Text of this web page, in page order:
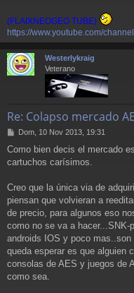
(FLAIXNEOGEO TUBE)
https://www.youtube.com/
Westerlykraig
Veterano
Re: Colapso mercado
M
n
s
j
Dom, 10 Nov 2013, 19:31
Como bien decis el mercado
cartuchos carísimos.
Creo que la única via de
piensan que volvieran a
de precio, para algunos eso
como no se va a hacer...SNK-
androids IOS y poco
queda esperar es que alguien
consolas de AES y juegos de
como sea.